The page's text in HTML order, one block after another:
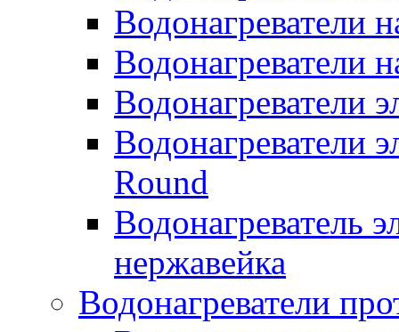
Водонагреватели
Водонагреватели
Водонагреватели
Водонагреватели
Round
Водонагреватель
нержавейка
Водонагреватели